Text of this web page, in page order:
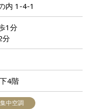
内 1-4-1
1分
分
4階
集中空調